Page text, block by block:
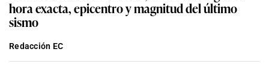
hora exacta, epicentro y magnitud del último
sismo
Redacción EC